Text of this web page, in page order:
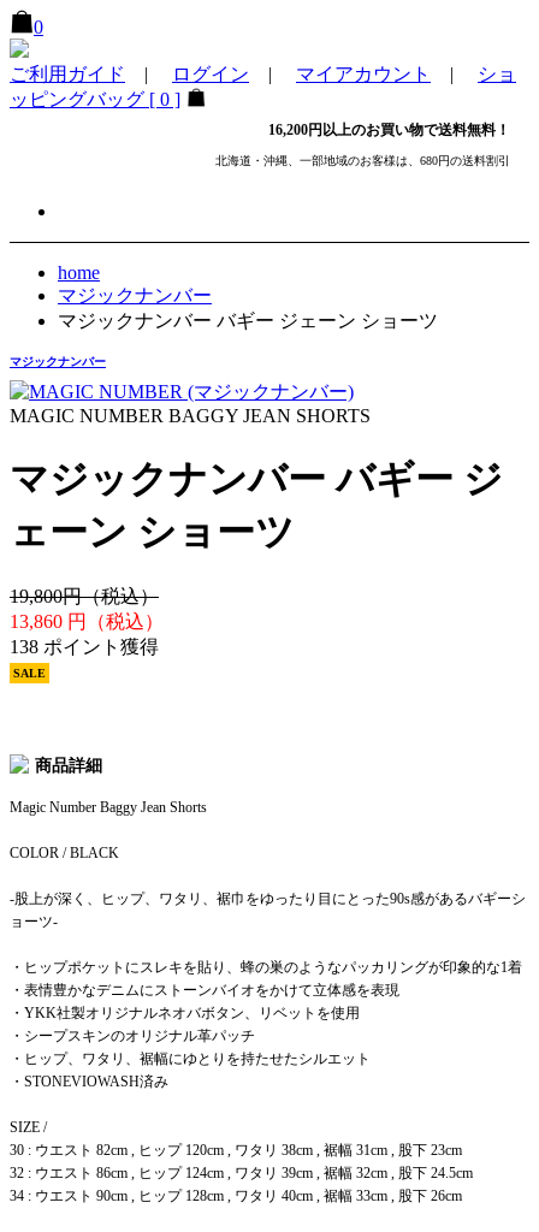
0
ご利用ガイド | ログイン | マイアカウント |
ショ
ッピングバッグ [ 0 ]
16,200円以上のお買い物で送料無料！
北海道・沖縄、一部地域のお客様は、680円の送料割引
home
マジックナンバー
マジックナンバー バギー ジェーン ショーツ
マジックナンバー
MAGIC NUMBER BAGGY JEAN SHORTS
マジックナンバー バギー ジ
ェーン ショーツ
19,800円（税込）
13,860 円（税込）
138 ポイント獲得
SALE
商品詳細
Magic Number Baggy Jean Shorts
COLOR / BLACK
-股上が深く、ヒップ、ワタリ、裾巾をゆったり目にとった90s感があるバギーシ
ョーツ-
・ヒップポケットにスレキを貼り、蜂の巣のようなパッカリングが印象的な1着
・表情豊かなデニムにストーンバイオをかけて立体感を表現
・YKK社製オリジナルネオバボタン、リベットを使用
・シープスキンのオリジナル革パッチ
・ヒップ、ワタリ、裾幅にゆとりを持たせたシルエット
・STONEVIOWASH済み
SIZE /
30 : ウエスト 82cm , ヒップ 120cm , ワタリ 38cm , 裾幅 31cm , 股下 23cm
32 : ウエスト 86cm , ヒップ 124cm , ワタリ 39cm , 裾幅 32cm , 股下 24.5cm
34 : ウエスト 90cm , ヒップ 128cm , ワタリ 40cm , 裾幅 33cm , 股下 26cm